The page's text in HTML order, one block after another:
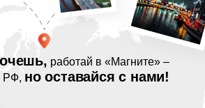
работай в «Магните» –
РФ, но оставайся с нами!